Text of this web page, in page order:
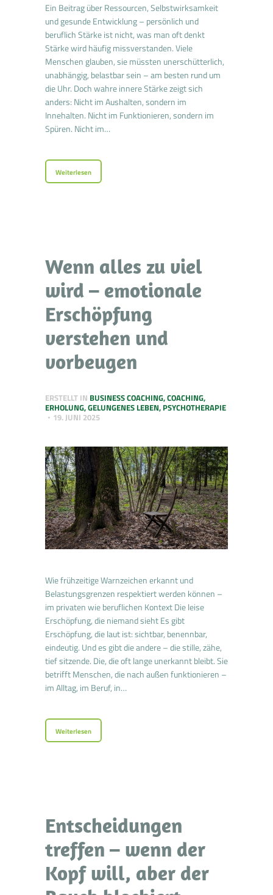
Ein Beitrag über Ressourcen, Selbstwirksamkeit
und gesunde Entwicklung – persönlich und
beruflich Stärke ist nicht, was man oft denkt
Stärke wird häufig missverstanden. Viele
Menschen glauben, sie müssten unerschütterlich,
unabhängig, belastbar sein – am besten rund um
die Uhr. Doch wahre innere Stärke zeigt sich
anders: Nicht im Aushalten, sondern im
Innehalten. Nicht im Funktionieren, sondern im
Spüren. Nicht im…
Weiterlesen
Wenn alles zu viel
wird – emotionale
Erschöpfung
verstehen und
vorbeugen
ERSTELLT IN BUSINESS COACHING,COACHING,
ERHOLUNG,GELUNGENES LEBEN, PSYCHOTHERAPIE
19. JUNI 2025
Wie frühzeitige Warnzeichen erkannt und
Belastungsgrenzen respektiert werden können –
im privaten wie beruflichen Kontext Die leise
Erschöpfung, die niemand sieht Es gibt
Erschöpfung, die laut ist: sichtbar, benennbar,
eindeutig. Und es gibt die andere – die stille, zähe,
tief sitzende. Die, die oft lange unerkannt bleibt. Sie
betrifft Menschen, die nach außen funktionieren –
im Alltag, im Beruf, in…
Weiterlesen
Entscheidungen
treffen – wenn der
Kopf will, aber der